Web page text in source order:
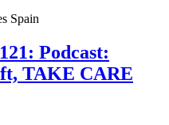
Podcast:
TAKE CARE